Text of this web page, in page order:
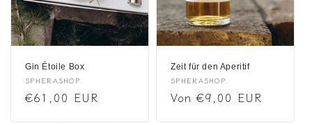
Gin Étoile Box
Anbieter:
SPHERASHOP
Normaler
€61,00 EUR
Zeit für den Aperitif
Anbieter:
SPHERASHOP
Normaler
Von €9,00 EUR